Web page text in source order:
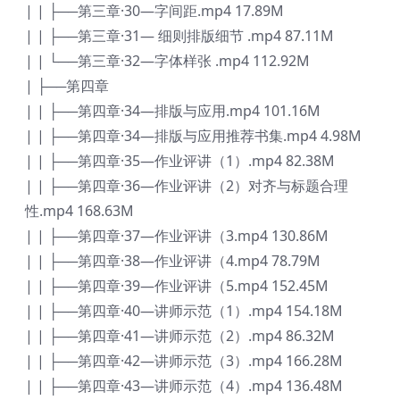
| | ├──第三章·30—字间距.mp4 17.89M
| | ├──第三章·31— 细则排版细节 .mp4 87.11M
| | └──第三章·32—字体样张 .mp4 112.92M
| ├──第四章
| | ├──第四章·34—排版与应用.mp4 101.16M
| | ├──第四章·34—排版与应用推荐书集.mp4 4.98M
| | ├──第四章·35—作业评讲（1）.mp4 82.38M
| | ├──第四章·36—作业评讲（2）对齐与标题合理
性.mp4 168.63M
| | ├──第四章·37—作业评讲（3.mp4 130.86M
| | ├──第四章·38—作业评讲（4.mp4 78.79M
| | ├──第四章·39—作业评讲（5.mp4 152.45M
| | ├──第四章·40—讲师示范（1）.mp4 154.18M
| | ├──第四章·41—讲师示范（2）.mp4 86.32M
| | ├──第四章·42—讲师示范（3）.mp4 166.28M
| | ├──第四章·43—讲师示范（4）.mp4 136.48M